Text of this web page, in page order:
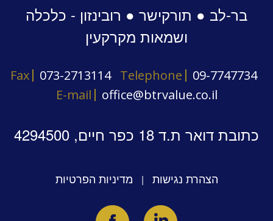
בר-לב ● תורקישר ● רובינזון - כלכלה
ושמאות מקרקעין
Fax 073-2713114 Telephone
09-7747734
E-mail
office@btrvalue.co.il
כתובת דואר ת.ד 18 כפר חיים, 4294500
הצהרת נגישות | מדיניות הפרטיות